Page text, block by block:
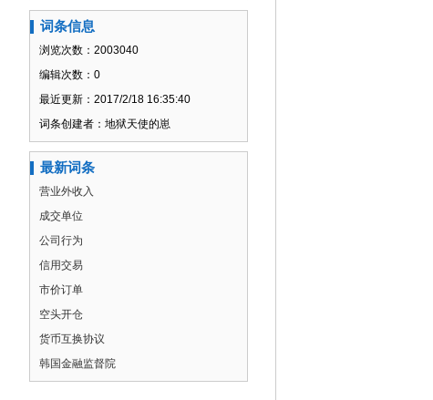
词条信息
浏览次数：2003040
编辑次数：0
最近更新：2017/2/18 16:35:40
词条创建者：地狱天使的崽
最新词条
营业外收入
成交单位
公司行为
信用交易
市价订单
空头开仓
货币互换协议
韩国金融监督院